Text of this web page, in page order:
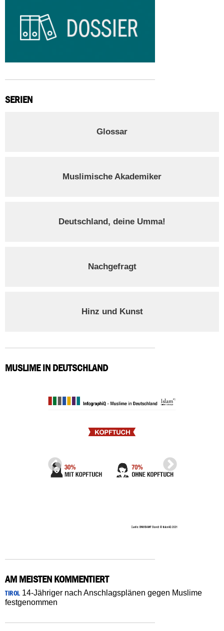
SERIEN
Glossar
Muslimische Akademiker
Deutschland, deine Umma!
Nachgefragt
Hinz und Kunst
MUSLIME IN DEUTSCHLAND
AM MEISTEN KOMMENTIERT
TIROL14-Jähriger nach Anschlagsplänen gegen Muslime
festgenommen